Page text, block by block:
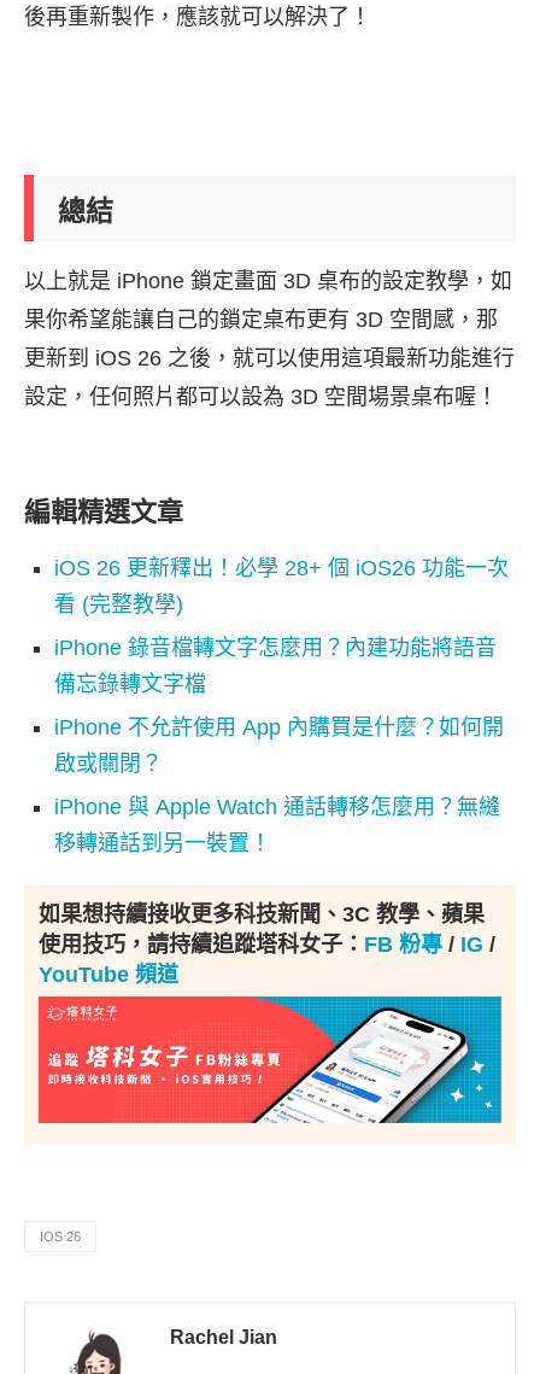
後再重新製作，應該就可以解決了！
總結
以上就是 iPhone 鎖定畫面 3D 桌布的設定教學，如
果你希望能讓自己的鎖定桌布更有 3D 空間感，那
更新到 iOS 26 之後，就可以使用這項最新功能進行
設定，任何照片都可以設為 3D 空間場景桌布喔！
編輯精選文章
iOS 26 更新釋出！必學 28+ 個 iOS26 功能一次
看 (完整教學)
iPhone 錄音檔轉文字怎麼用？內建功能將語音
備忘錄轉文字檔
iPhone 不允許使用 App 內購買是什麼？如何開
啟或關閉？
iPhone 與 Apple Watch 通話轉移怎麼用？無縫
移轉通話到另一裝置！
如果想持續接收更多科技新聞、3C 教學、蘋果
使用技巧，請持續追蹤塔科女子： FB 粉專 / IG /
YouTube 頻道
IOS 26
Rachel Jian